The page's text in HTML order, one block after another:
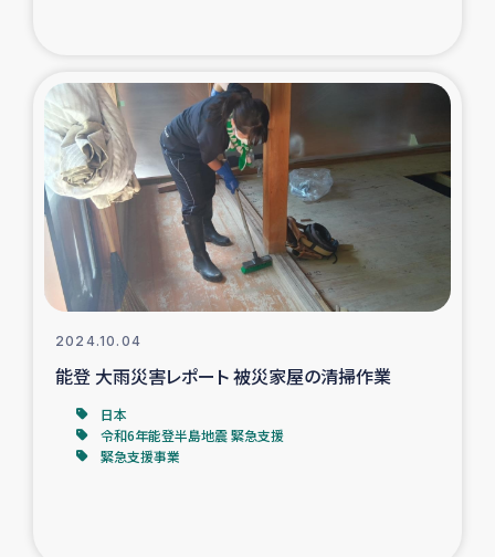
デニヤヤ小規模紅茶農家支援
コーヒー生産者支援
アイナロ県マウベシ郡でのコーヒー畑改善事業
ベイルート大規模爆発被災者支援
2024.10.04
能登 大雨災害レポート 被災家屋の清掃作業
日本
令和6年能登半島地震 緊急支援
緊急支援事業